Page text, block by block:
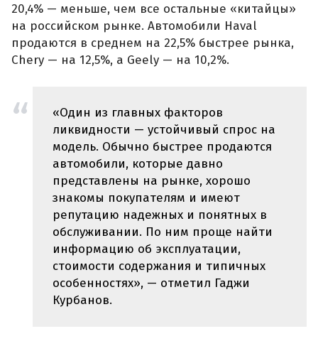
20,4% — меньше, чем все остальные «китайцы»
на российском рынке. Автомобили Haval
продаются в среднем на 22,5% быстрее рынка,
Chery — на 12,5%, а Geely — на 10,2%.
«Один из главных факторов
ликвидности — устойчивый спрос на
модель. Обычно быстрее продаются
автомобили, которые давно
представлены на рынке, хорошо
знакомы покупателям и имеют
репутацию надежных и понятных в
обслуживании. По ним проще найти
информацию об эксплуатации,
стоимости содержания и типичных
особенностях», — отметил Гаджи
Курбанов.